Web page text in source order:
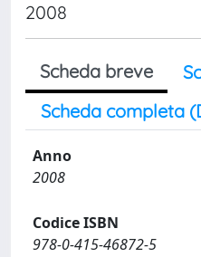
2008
Scheda breve
Scheda completa
Anno
2008
Codice ISBN
978-0-415-46872-5